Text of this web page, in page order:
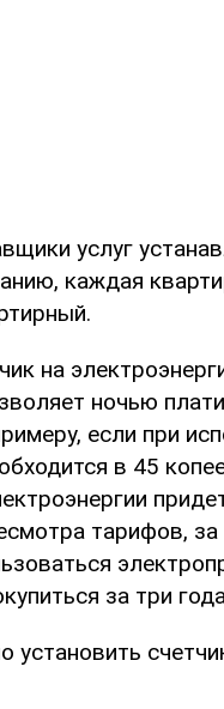
услуг
каждая
на
ночью
если при
в 45
тарифов,
за три
установить